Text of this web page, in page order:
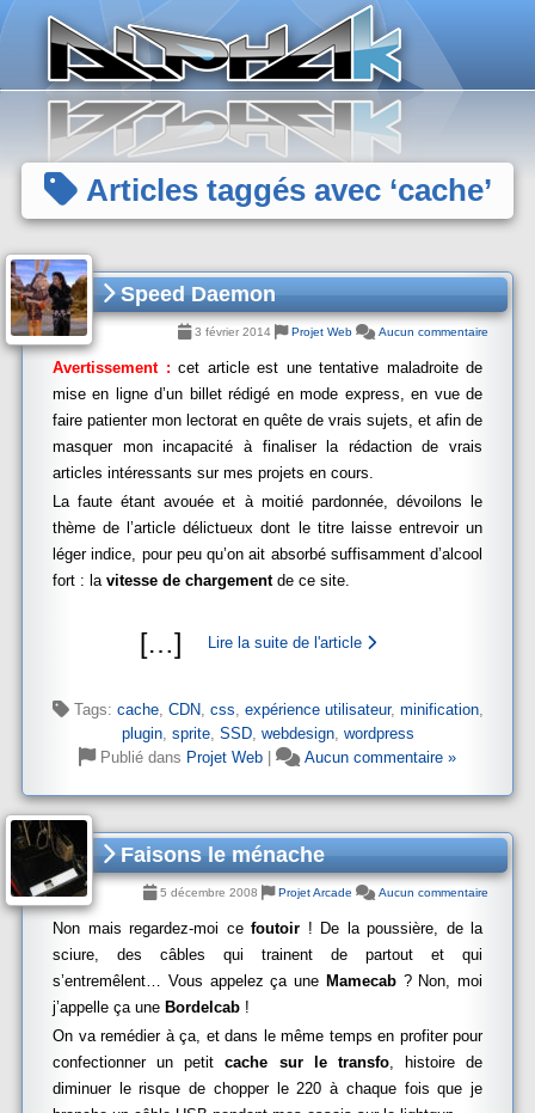
Articles taggés avec ‘cache’
Speed Daemon
3 février 2014 Projet Web Aucun commentaire
Avertissement : cet article est une tentative maladroite de
mise en ligne d’un billet rédigé en mode express, en vue de
faire patienter mon lectorat en quête de vrais sujets, et afin de
masquer mon incapacité à finaliser la rédaction de vrais
articles intéressants sur mes projets en cours.
La faute étant avouée et à moitié pardonnée, dévoilons le
thème de l’article délictueux dont le titre laisse entrevoir un
léger indice, pour peu qu’on ait absorbé suffisamment d’alcool
fort : la vitesse de chargementde ce site.
[…] Lire la suite de l'article
Tags: cache, CDN, css, expérience utilisateur, minification,
plugin, sprite, SSD, webdesign, wordpress
Publié dans Projet Web Aucun commentaire »
Faisons le ménache
5 décembre 2008 Projet Arcade Aucun commentaire
Non mais regardez-moi ce foutoir ! De la poussière, de la
sciure, des câbles qui trainent de partout et qui
s’entremêlent… Vous appelez ça une Mamecab ? Non, moi
j’appelle ça une Bordelcab !
On va remédier à ça, et dans le même temps en profiter pour
confectionner un petitcache sur le transfo, histoire de
diminuer le risque de chopper le 220 à chaque fois que je